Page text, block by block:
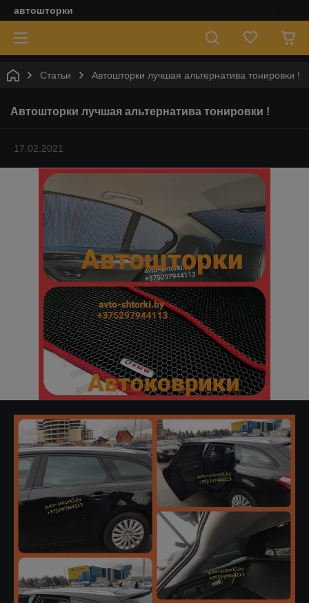
автошторки
Статьи Автошторки лучшая альтернатива тонировки !
Автошторки лучшая альтернатива тонировки !
17.02.2021